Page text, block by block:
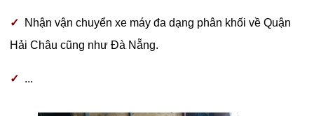
✓
Nhận vận chuyển xe máy đa dạng phân khối về Quận
Hải Châu cũng như Đà Nẵng.
✓ ...